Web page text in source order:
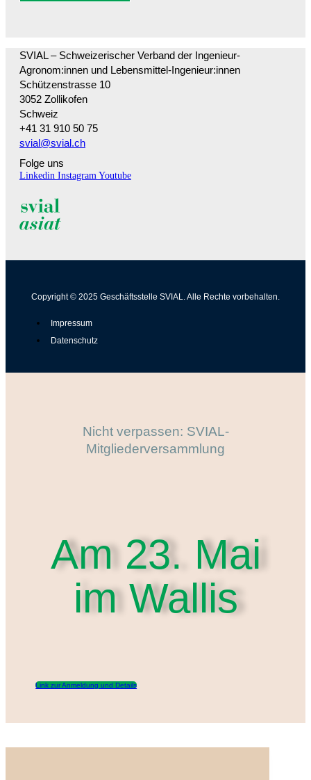
SVIAL – Schweizerischer Verband der Ingenieur-
Agronom:innen und Lebensmittel-Ingenieur:innen
Schützenstrasse 10
3052 Zollikofen
Schweiz
+41 31 910 50 75
svial@svial.ch
Folge uns
Linkedin Instagram Youtube
Copyright © 2025 Geschäftsstelle SVIAL. Alle Rechte vorbehalten.
Impressum
Datenschutz
Nicht verpassen: SVIAL-
Mitgliederversammlung
Am 23. Mai
im Wallis
Link zur Anmeldung und Details